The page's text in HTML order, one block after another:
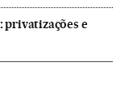
privatizações e